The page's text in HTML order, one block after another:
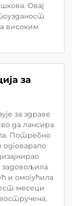
Овај
високим
за
за здраве
да лансира
Потребно
задовољила
и омогућила
месеци